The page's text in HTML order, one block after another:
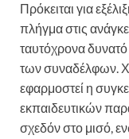
Πρόκειται για
πλήγμα στις
ταυτόχρονα
των συναδέλφων.
εφαρμοστεί η
εκπαιδευτικών
σχεδόν στο μισό,